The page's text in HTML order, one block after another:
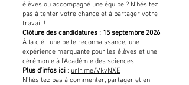
élèves ou accompagné une équipe ? N’hésitez
pas à tenter votre chance et à partager votre
travail !
Clôture des candidatures : 15 septembre 2026
À la clé : une belle reconnaissance, une
expérience marquante pour les élèves et une
cérémonie à l’Académie des sciences.
Plus d’infos ici : urlr.me/VkvNXE
N’hésitez pas à commenter, partager et en